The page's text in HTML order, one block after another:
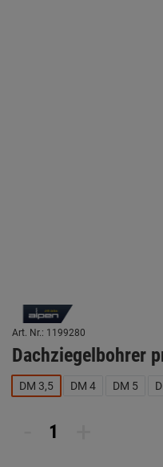
Art. Nr.: 1199280
Dachziegelbohrer
DM 3,5 DM 4 DM 5